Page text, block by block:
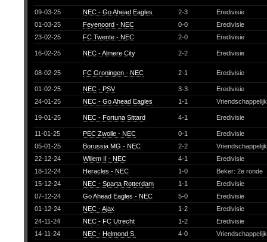
09-03-25 NEC - Go Ahead Eagles 2-3
Eredivisie
01-03-25
Feyenoord - NEC 0-0
Eredivisie
23-02-25
FC Twente - NEC 2-0 Eredivisie
16-02-25 NEC - Almere City 2-2 Eredivisie
08-02-25 FC Groningen - NEC 2-1 Eredivisie
01-02-25 NEC - PSV 3-3
Eredivisie
24-01-25
NEC - Go Ahead Eagles 1-1
19-01-25 NEC - Fortuna Sittard 4-1 Eredivisie
11-01-25 PEC Zwolle - NEC 0-1
Eredivisie
05-01-25
Borussia MG - NEC 2-2
22-12-24
Willem II - NEC 4-1
Eredivisie
18-12-24
Heracles - NEC 1-0
Beker: 2e ronde
15-12-24
NEC - Sparta Rotterdam 1-1
Eredivisie
07-12-24
Go Ahead Eagles - NEC 5-0
Eredivisie
01-12-24
NEC - Ajax 1-2
Eredivisie
24-11-24
NEC - FC Utrecht 1-2
Eredivisie
14-11-24
NEC - Helmond S. 4-0